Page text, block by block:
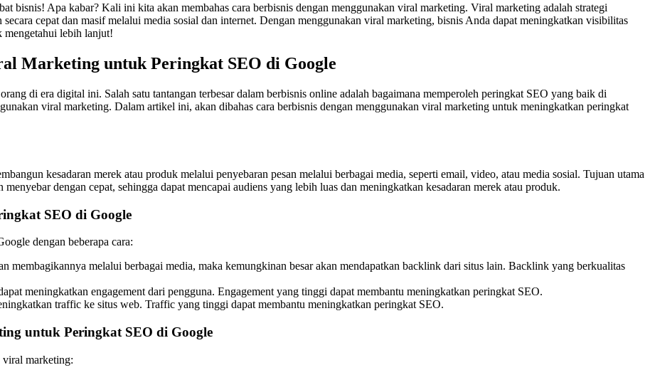
bisnis! Apa kabar? Kali ini kita akan membahas cara berbisnis dengan menggunakan viral marketing. Viral marketing adalah strategi
cepat dan masif melalui media sosial dan internet. Dengan menggunakan viral marketing, bisnis Anda dapat meningkatkan visibilitas
mengetahui lebih lanjut!
Marketing untuk Peringkat SEO di Google
di era digital ini. Salah satu tantangan terbesar dalam berbisnis online adalah bagaimana memperoleh peringkat SEO yang baik di
viral marketing. Dalam artikel ini, akan dibahas cara berbisnis dengan menggunakan viral marketing untuk meningkatkan peringkat
kesadaran merek atau produk melalui penyebaran pesan melalui berbagai media, seperti email, video, atau media sosial. Tujuan utama
dengan cepat, sehingga dapat mencapai audiens yang lebih luas dan meningkatkan kesadaran merek atau produk.
SEO di Google
dengan beberapa cara:
membagikannya melalui berbagai media, maka kemungkinan besar akan mendapatkan backlink dari situs lain. Backlink yang berkualitas
meningkatkan engagement dari pengguna. Engagement yang tinggi dapat membantu meningkatkan peringkat SEO.
traffic ke situs web. Traffic yang tinggi dapat membantu meningkatkan peringkat SEO.
untuk Peringkat SEO di Google
viral marketing: